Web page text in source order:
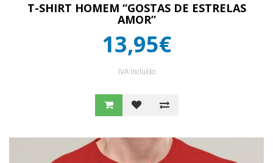
T-SHIRT HOMEM “GOSTAS DE ESTRELAS
AMOR”
13,95€
IVA Incluído